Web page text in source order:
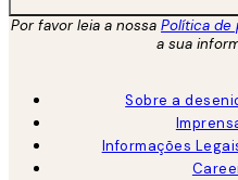
Por favor leia a nossa Política de
a sua
Sobre a
Informações